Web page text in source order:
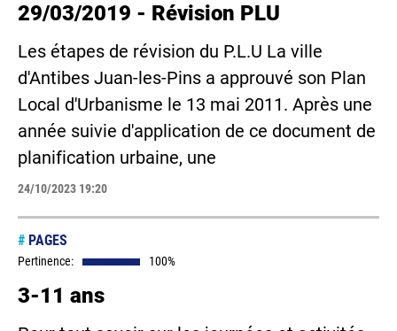
29/03/2019 - Révision PLU
Les étapes de révision du P.L.U La ville
d'Antibes Juan-les-Pins a approuvé son Plan
Local d'Urbanisme le 13 mai 2011. Après une
année suivie d'application de ce document de
planification urbaine, une
24/10/2023 19:20
# PAGES
Pertinence: 100%
3-11 ans